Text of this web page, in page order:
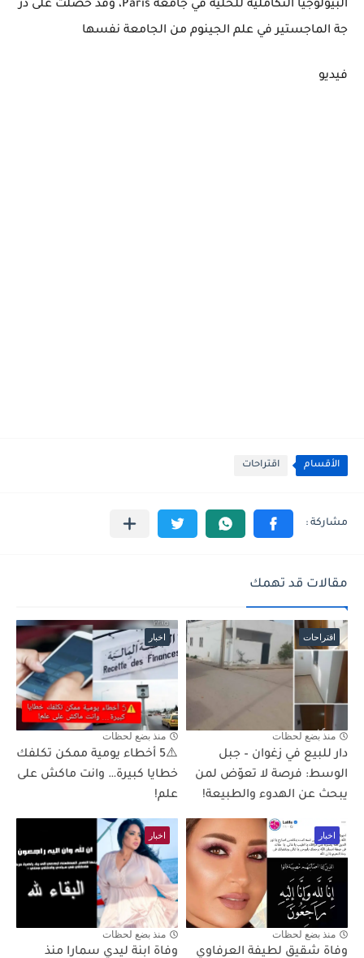
البيولوجيا التكاملية للخلية في جامعة Paris، وقد حصلت على در
جة الماجستير في علم الجينوم من الجامعة نفسها
فيديو
الأقسام اقتراحات
مقالات قد تهمك
اقتراحات
منذ بضع لحظات
دار للبيع في زغوان – جبل
الوسط: فرصة لا تعوّض لمن
يبحث عن الهدوء والطبيعة!
اخبار
منذ بضع لحظات
⚠️5 أخطاء يومية ممكن تكلفك
خطايا كبيرة… وانت ماكش على
علم!
اخبار
منذ بضع لحظات
وفاة شقيق لطيفة العرفاوي
اخبار
منذ بضع لحظات
وفاة ابنة ليدي سمارا منذ